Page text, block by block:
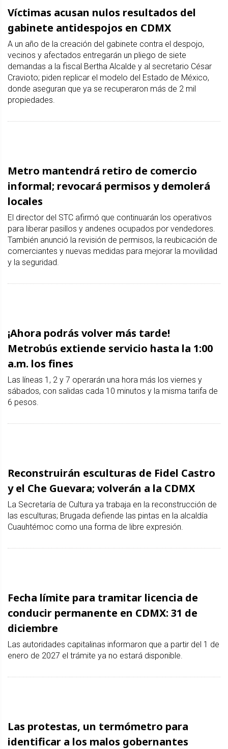
Víctimas acusan nulos resultados del
gabinete antidespojos en CDMX
A un año de la creación del gabinete contra el despojo,
vecinos y afectados entregarán un pliego de siete
demandas a la fiscal Bertha Alcalde y al secretario César
Cravioto; piden replicar el modelo del Estado de México,
donde aseguran que ya se recuperaron más de 2 mil
propiedades.
Metro mantendrá retiro de comercio
informal; revocará permisos y demolerá
locales
El director del STC afirmó que continuarán los operativos
para liberar pasillos y andenes ocupados por vendedores.
También anunció la revisión de permisos, la reubicación de
comerciantes y nuevas medidas para mejorar la movilidad
y la seguridad.
¡Ahora podrás volver más tarde!
Metrobús extiende servicio hasta la 1:00
a.m. los fines
Las líneas 1, 2 y 7 operarán una hora más los viernes y
sábados, con salidas cada 10 minutos y la misma tarifa de
6 pesos.
Reconstruirán esculturas de Fidel Castro
y el Che Guevara; volverán a la CDMX
La Secretaría de Cultura ya trabaja en la reconstrucción de
las esculturas; Brugada defiende las pintas en la alcaldía
Cuauhtémoc como una forma de libre expresión.
Fecha límite para tramitar licencia de
conducir permanente en CDMX: 31 de
diciembre
Las autoridades capitalinas informaron que a partir del 1 de
enero de 2027 el trámite ya no estará disponible.
Las protestas, un termómetro para
identificar a los malos gobernantes